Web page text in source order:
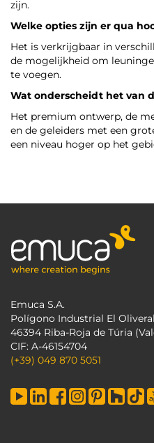
zijn.
Welke opties zijn er qua
Het is verkrijgbaar in
de mogelijkheid om
te voegen.
Wat onderscheidt het van
Het premium ontwerp, de
en de geleiders met een
een niveau hoger op het
Emuca S.A.
Polígono Industrial El
46394 Riba-Roja de Túria
CIF: A-46154704
(+39) 049 870 5051